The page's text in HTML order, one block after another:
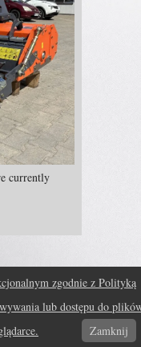
currently
WordPress ↑
zgodnie z Polityką
lub dostępu do
Zamknij